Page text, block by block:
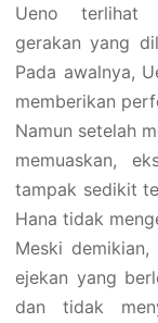
Ueno terlihat
gerakan yang
Pada awalnya,
memberikan
Namun setelah
memuaskan,
tampak sedikit
Hana tidak
Meski
ejekan yang
dan tidak